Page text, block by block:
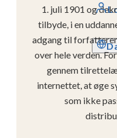
1. juli 1901 og
tilbyde, i en
adgang til
over hele verden.
gennem
internettet, at øge
som ikke